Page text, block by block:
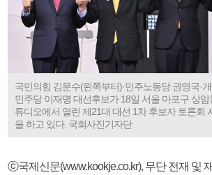
국민의힘 김문수(왼쪽부터)·민주노동당 권영국·
민주당 이재명 대선후보가 18일 서울 마포구 상
튜디오에서 열린 제21대 대선 1차 후보자 토론회
을 하고 있다. 국회사진기자단
ⓒ국제신문(www.kookje.co.kr), 무단 전재 및